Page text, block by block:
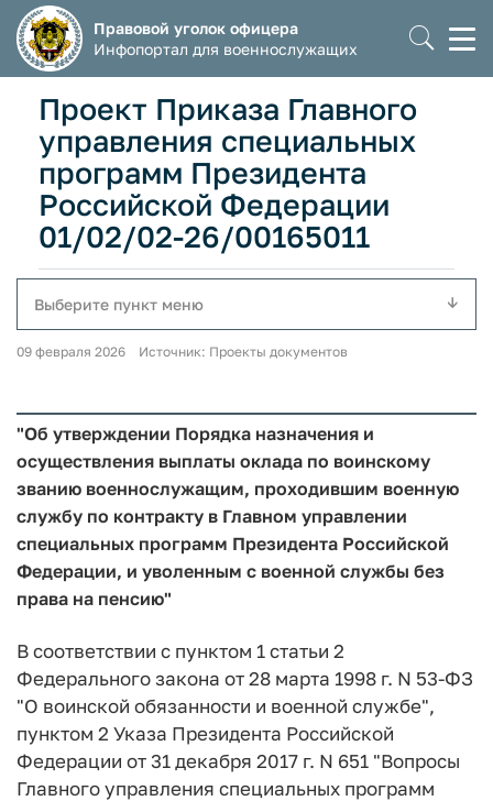
Правовой уголок офицера
Инфопортал для военнослужащих
Проект Приказа Главного
управления специальных
программ Президента
Российской Федерации
01/02/02-26/00165011
Выберите пункт меню
09 февраля 2026 Источник: Проекты документов
"Об утверждении Порядка назначения и
осуществления выплаты оклада по воинскому
званию военнослужащим, проходившим военную
службу по контракту в Главном управлении
специальных программ Президента Российской
Федерации, и уволенным с военной службы без
права на пенсию"
В соответствии с пунктом 1 статьи 2
Федерального закона от 28 марта 1998 г. N 53-ФЗ
"О воинской обязанности и военной службе",
пунктом 2 Указа Президента Российской
Федерации от 31 декабря 2017 г. N 651 "Вопросы
Главного управления специальных программ